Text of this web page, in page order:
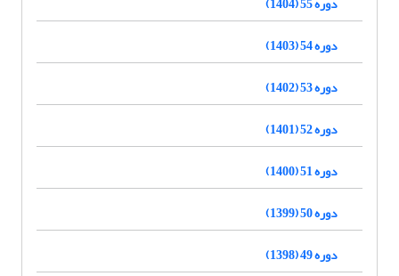
دوره 54 (1403)
دوره 53 (1402)
دوره 52 (1401)
دوره 51 (1400)
دوره 50 (1399)
دوره 49 (1398)